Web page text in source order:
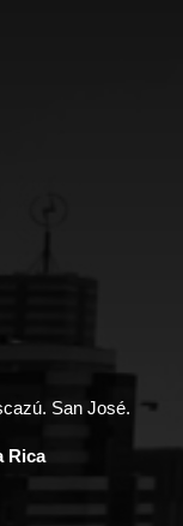
San José.
Rica